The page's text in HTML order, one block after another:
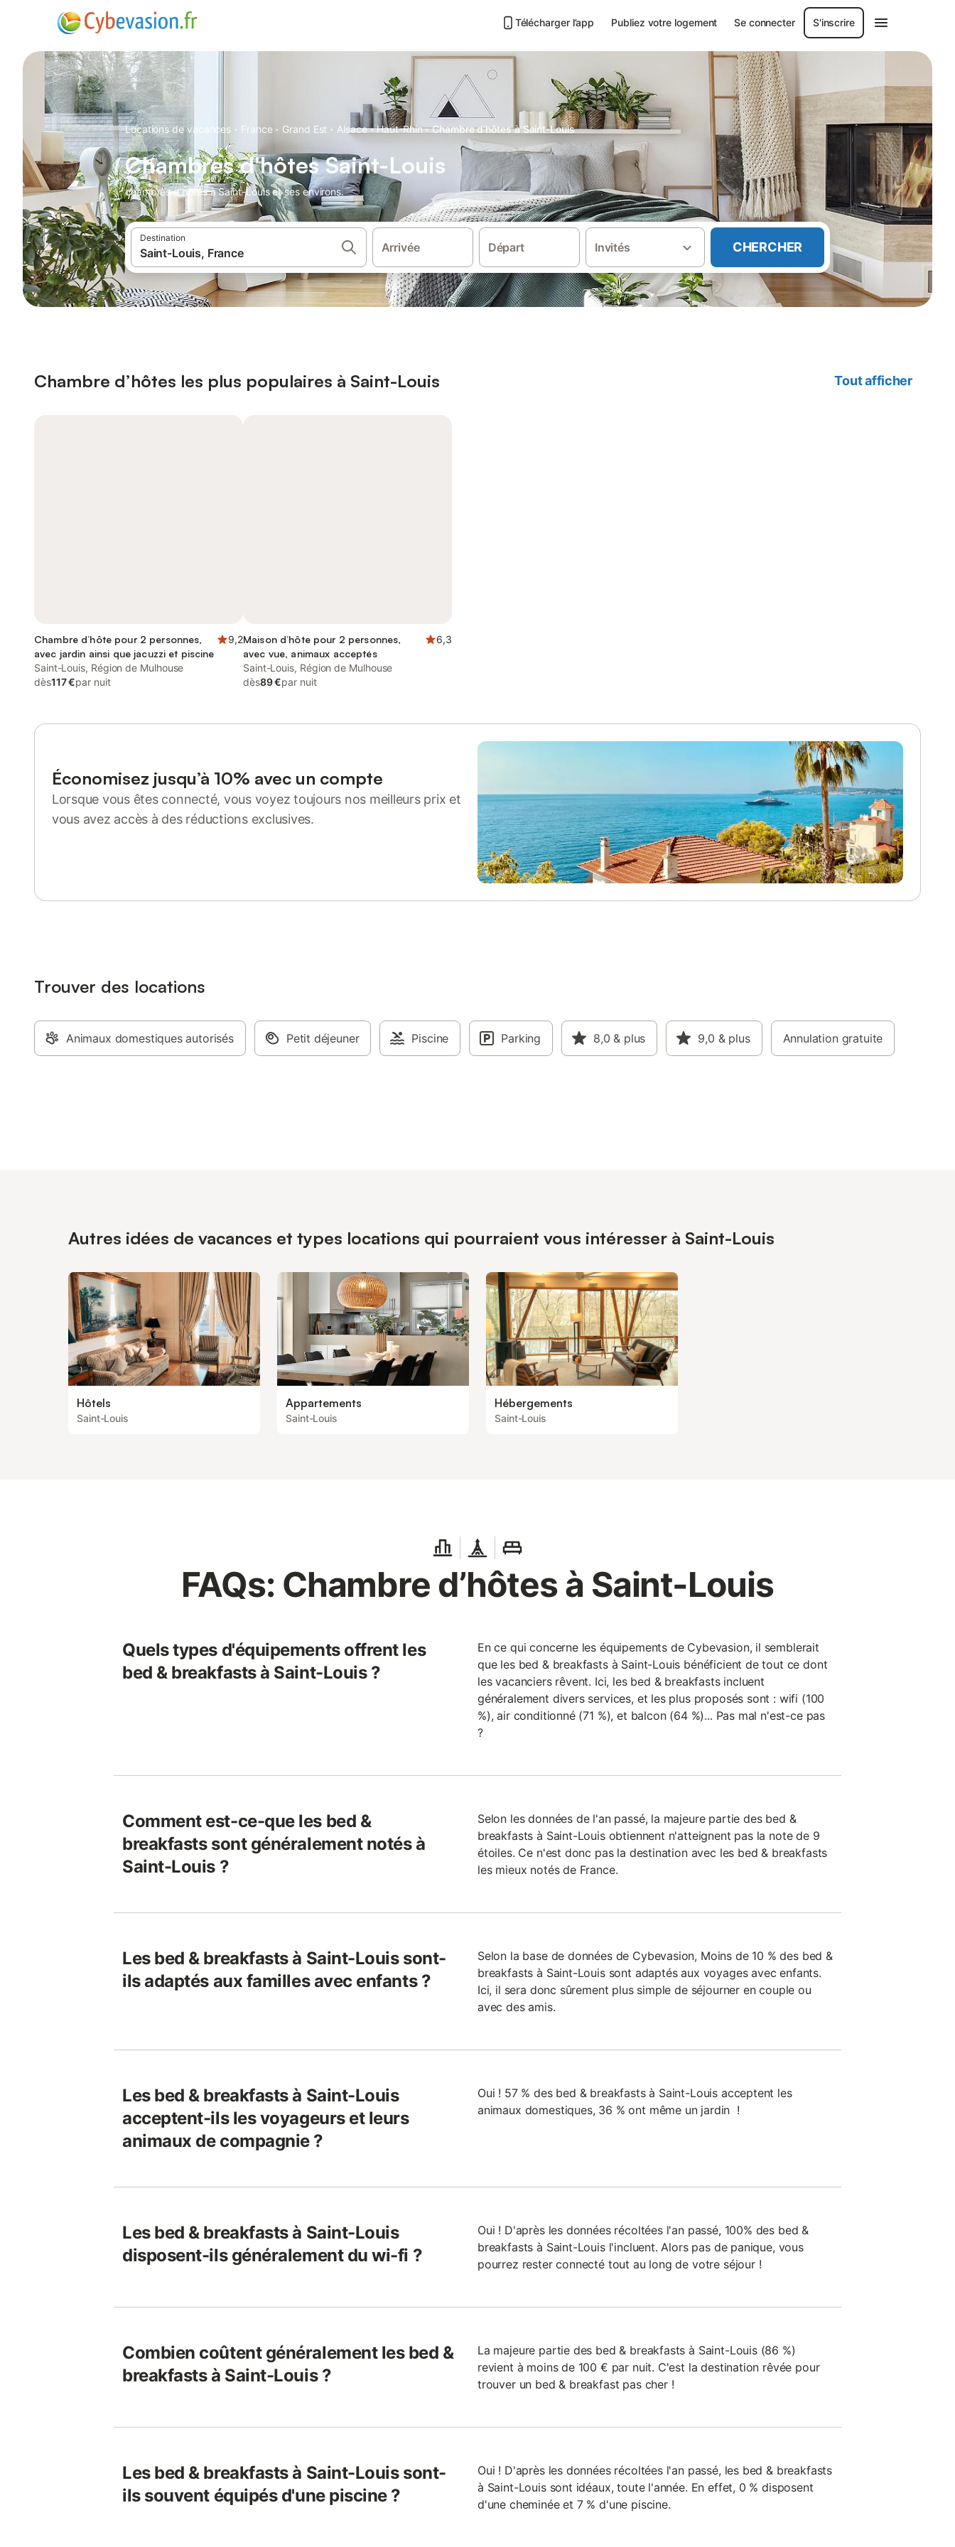
Télécharger l’app Publiez votre logement Se connecter S'inscrire
Locations de vacances · France · Grand Est · Alsace · Haut-Rhin · Chambre d’hôtes à Saint-Louis
Chambres d'hôtes Saint-Louis
chambres d'hôtes à Saint-Louis et ses environs.
Destination
Arrivée Départ Invités CHERCHER
Chambre d’hôtes les plus populaires à Saint-Louis Tout afficher
Chambre d’hôte pour 2 personnes,
avec jardin ainsi que jacuzzi et piscine
9,2
Saint-Louis, Région de Mulhouse
dès117 €par nuit
Maison d’hôte pour 2 personnes,
avec vue, animaux acceptés
6,3
Saint-Louis, Région de Mulhouse
dès89 €par nuit
Économisez jusqu’à 10% avec un compte
Lorsque vous êtes connecté, vous voyez toujours nos meilleurs prix et
vous avez accès à des réductions exclusives.
Trouver des locations
Animaux domestiques autorisés Petit déjeuner Piscine Parking 8,0 & plus 9,0 & plus Annulation gratuite
Autres idées de vacances et types locations qui pourraient vous intéresser à Saint-Louis
Hôtels
Saint-Louis
Appartements
Saint-Louis
Hébergements
Saint-Louis
FAQs: Chambre d’hôtes à Saint-Louis
Quels types d'équipements offrent les
bed & breakfasts à Saint-Louis ?
En ce qui concerne les équipements de Cybevasion, il semblerait
que les bed & breakfasts à Saint-Louis bénéficient de tout ce dont
les vacanciers rêvent. Ici, les bed & breakfasts incluent
généralement divers services, et les plus proposés sont : wifi (100
%), air conditionné (71 %), et balcon (64 %)... Pas mal n'est-ce pas
?
Comment est-ce-que les bed &
breakfasts sont généralement notés à
Saint-Louis ?
Selon les données de l'an passé, la majeure partie des bed &
breakfasts à Saint-Louis obtiennent n'atteignent pas la note de 9
étoiles. Ce n'est donc pas la destination avec les bed & breakfasts
les mieux notés de France.
Les bed & breakfasts à Saint-Louis sont-
ils adaptés aux familles avec enfants ?
Selon la base de données de Cybevasion, Moins de 10 % des bed &
breakfasts à Saint-Louis sont adaptés aux voyages avec enfants.
Ici, il sera donc sûrement plus simple de séjourner en couple ou
avec des amis.
Les bed & breakfasts à Saint-Louis
acceptent-ils les voyageurs et leurs
animaux de compagnie ?
Oui ! 57 % des bed & breakfasts à Saint-Louis acceptent les
animaux domestiques, 36 % ont même un jardin !
Les bed & breakfasts à Saint-Louis
disposent-ils généralement du wi-fi ?
Oui ! D'après les données récoltées l'an passé, 100% des bed &
breakfasts à Saint-Louis l'incluent. Alors pas de panique, vous
pourrez rester connecté tout au long de votre séjour !
Combien coûtent généralement les bed &
breakfasts à Saint-Louis ?
La majeure partie des bed & breakfasts à Saint-Louis (86 %)
revient à moins de 100 € par nuit. C'est la destination rêvée pour
trouver un bed & breakfast pas cher !
Les bed & breakfasts à Saint-Louis sont-
ils souvent équipés d'une piscine ?
Oui ! D'après les données récoltées l'an passé, les bed & breakfasts
à Saint-Louis sont idéaux, toute l'année. En effet, 0 % disposent
d'une cheminée et 7 % d'une piscine.